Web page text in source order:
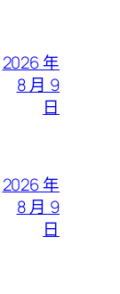
2026 年
8 月 9
日
2026 年
8 月 9
日